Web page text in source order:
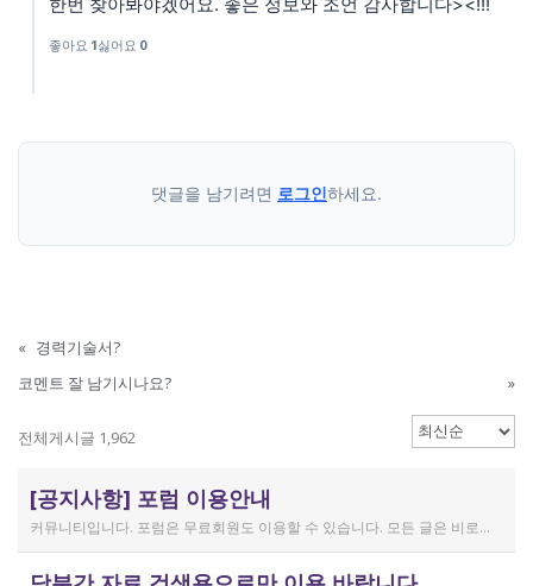
좋아요 1싫어요 0
댓글을 남기려면 로그인하세요.
« 경력기술서?
코멘트 잘 남기시나요?
»
전체게시글 1,962
[공지사항] 포럼 이용안내
커뮤니티입니다. 포럼은 무료회원도 이용할 수 있습니다. 모든 글은 비로그인 사용자에게도 공개됩니다. 감사합니다.